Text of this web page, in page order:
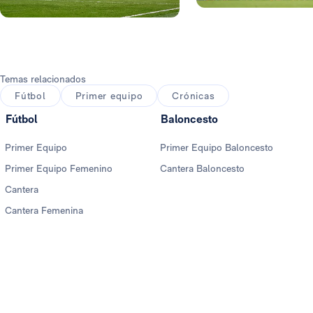
Temas relacionados
Fútbol
Primer equipo Crónicas
Fútbol
Primer Equipo
Primer Equipo Femenino
Cantera
Cantera Femenina
Baloncesto
Primer Equipo Baloncesto
Cantera Baloncesto